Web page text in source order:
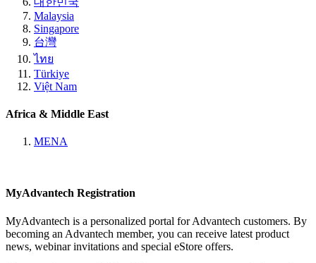
Malaysia
Singapore
台灣
ไทย
Türkiye
Việt Nam
Africa & Middle East
MENA
MyAdvantech Registration
MyAdvantech is a personalized portal for Advantech customers. By
becoming an Advantech member, you can receive latest product
news, webinar invitations and special eStore offers.